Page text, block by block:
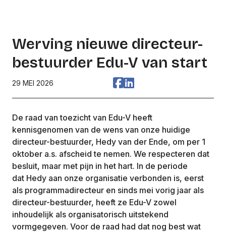
Werving nieuwe directeur-
bestuurder Edu-V van start
29 MEI 2026
De raad van toezicht van Edu-V heeft
kennisgenomen van de wens van onze huidige
directeur-bestuurder, Hedy van der Ende, om per 1
oktober a.s. afscheid te nemen. We respecteren dat
besluit, maar met pijn in het hart. In de periode
dat Hedy aan onze organisatie verbonden is, eerst
als programmadirecteur en sinds mei vorig jaar als
directeur-bestuurder, heeft ze Edu-V zowel
inhoudelijk als organisatorisch uitstekend
vormgegeven. Voor de raad had dat nog best wat